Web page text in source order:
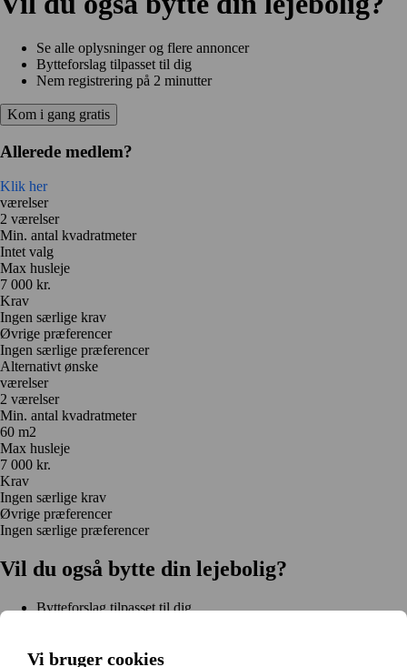
Vi bruger cookies
Se alle oplysninger og flere annoncer
Bytteforslag tilpasset til dig
Nem registrering på 2 minutter
Kom i gang gratis
Allerede medlem?
Klik her
værelser
2 værelser
Min. antal kvadratmeter
Intet valg
Max husleje
7 000 kr.
Krav
Ingen særlige krav
Øvrige præferencer
Ingen særlige præferencer
Alternativt ønske
værelser
2 værelser
Min. antal kvadratmeter
60 m2
Max husleje
7 000 kr.
Krav
Ingen særlige krav
Øvrige præferencer
Ingen særlige præferencer
Vil du også bytte din lejebolig?
Bytteforslag tilpasset til dig